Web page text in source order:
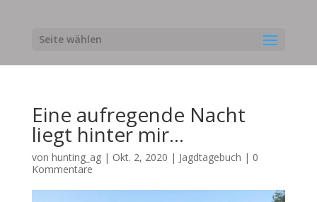
Seite wählen
Eine aufregende Nacht
liegt hinter mir…
von hunting_ag| Okt. 2, 2020 | Jagdtagebuch | 0
Kommentare